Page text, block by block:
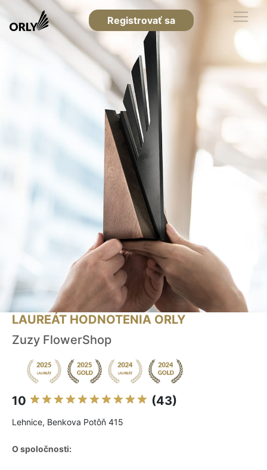
Registrovať sa
LAUREÁT HODNOTENIA ORLY
Zuzy FlowerShop
10 (43)
Lehnice, Benkova Potôň 415
O spoločnosti: